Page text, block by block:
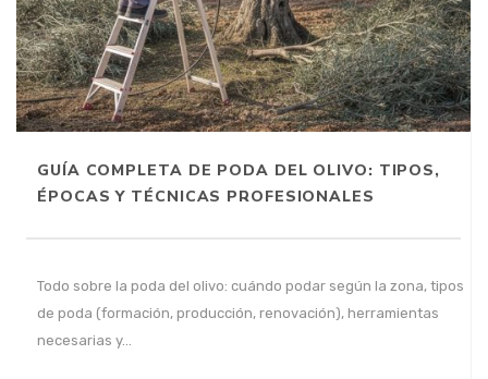
GUÍA COMPLETA DE PODA DEL OLIVO: TIPOS,
ÉPOCAS Y TÉCNICAS PROFESIONALES
Todo sobre la poda del olivo: cuándo podar según la zona, tipos
de poda (formación, producción, renovación), herramientas
necesarias y…